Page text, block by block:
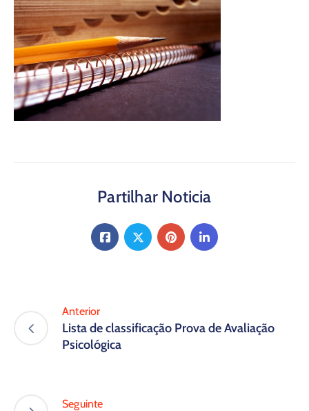
Partilhar Noticia
Anterior
Lista de classificação Prova de Avaliação
Psicológica
Seguinte